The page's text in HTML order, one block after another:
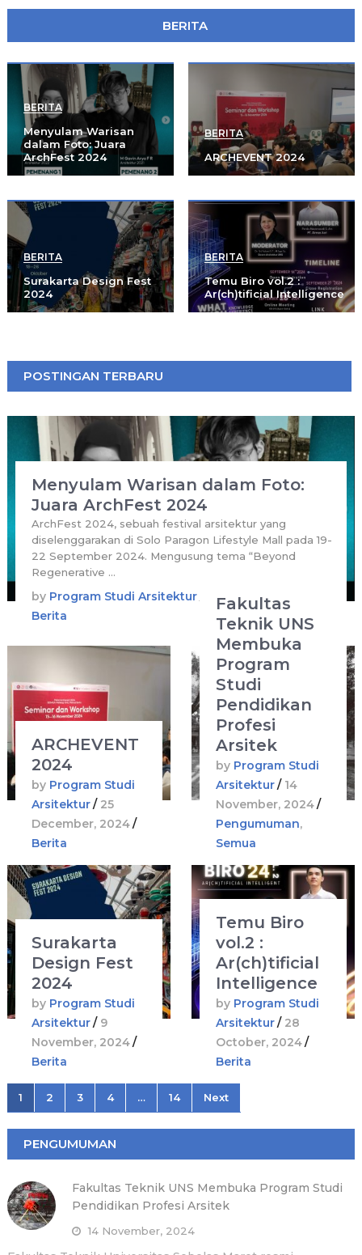
BERITA
BERITA
Menyulam Warisan
dalam Foto: Juara
ArchFest 2024
BERITA
ARCHEVENT 2024
BERITA
Surakarta Design Fest
2024
BERITA
Temu Biro vol.2 :
Ar(ch)tificial Intelligence
POSTINGAN TERBARU
Menyulam Warisan dalam Foto:
Juara ArchFest 2024
ArchFest 2024, sebuah festival arsitektur yang
diselenggarakan di Solo Paragon Lifestyle Mall pada 19-
22 September 2024. Mengusung tema “Beyond
Regenerative …
by Program Studi Arsitektur 25 December, 2024
Berita
ARCHEVENT
2024
by Program Studi
Arsitektur/ 25
December, 2024/
Berita
Fakultas
Teknik UNS
Membuka
Program
Studi
Pendidikan
Profesi
Arsitek
by Program Studi
Arsitektur/ 14
November, 2024/
Pengumuman,
Semua
Surakarta
Design Fest
2024
by Program Studi
Arsitektur/ 9
November, 2024/
Berita
Temu Biro
vol.2 :
Ar(ch)tificial
Intelligence
by Program Studi
Arsitektur/ 28
October, 2024/
Berita
Posts
pagination
1 2 3 4 … 14 Next
PENGUMUMAN
Fakultas Teknik UNS Membuka Program Studi
Pendidikan Profesi Arsitek
14 November, 2024